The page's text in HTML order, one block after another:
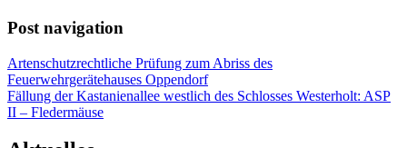
Post navigation
Artenschutzrechtliche Prüfung zum Abriss des
Feuerwehrgerätehauses Oppendorf
Fällung der Kastanienallee westlich des Schlosses Westerholt: ASP
II – Fledermäuse